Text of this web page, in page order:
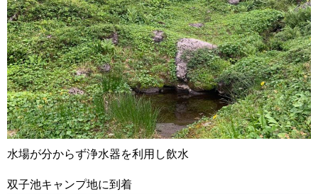
水場が分からず浄水器を利用し飲水
双子池キャンプ地に到着